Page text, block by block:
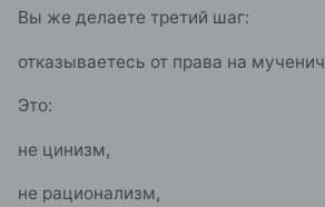
Вы же делаете третий шаг:
отказываетесь от права на
Это:
не цинизм,
не рационализм,